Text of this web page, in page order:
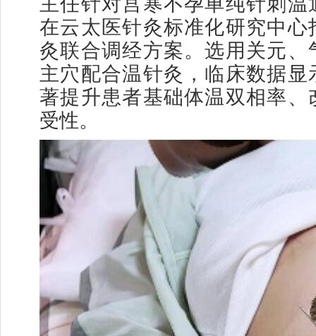
在云太医针灸标准化研究中心
灸联合调经方案。选用关元、
主穴配合温针灸，临床数据显
著提升患者基础体温双相率、
受性。